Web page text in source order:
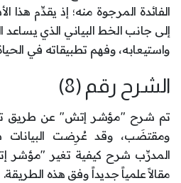
الفائدة المرجوة منه؛ إذ يقدِّم هذا
إلى جانب الخط البياني الذي
واستيعابه، وفهم تطبيقاته في
الشرح رقم (8)
تم شرح "مؤشر إتش" عن طريق
ومقتضَب، وقد عُرِضت
المدرِّب شرح كيفية تغير "مؤشر
مقالاً علمياً جديداً وفق هذه الطريقة.